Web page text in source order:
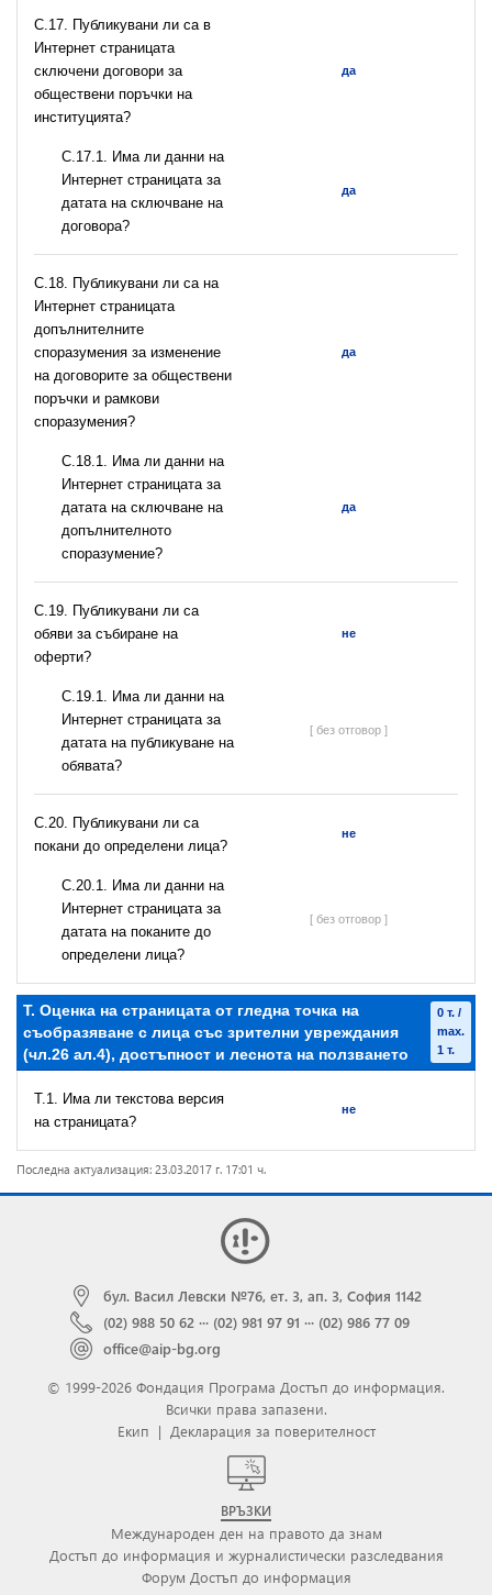
С.17. Публикувани ли са в
Интернет страницата
сключени договори за
обществени поръчки на
институцията?
да
С.17.1. Има ли данни на
Интернет страницата за
датата на сключване на
договора?
да
С.18. Публикувани ли са на
Интернет страницата
допълнителните
споразумения за изменение
на договорите за обществени
поръчки и рамкови
споразумения?
да
С.18.1. Има ли данни на
Интернет страницата за
датата на сключване на
допълнителното
споразумение?
да
С.19. Публикувани ли са
обяви за събиране на
оферти?
не
С.19.1. Има ли данни на
Интернет страницата за
датата на публикуване на
обявата?
[ без отговор ]
С.20. Публикувани ли са
покани до определени лица?
не
С.20.1. Има ли данни на
Интернет страницата за
датата на поканите до
определени лица?
[ без отговор ]
T. Оценка на страницата от гледна точка на
съобразяване с лица със зрителни увреждания
(чл.26 ал.4), достъпност и леснота на ползването
0 т. /
max.
1 т.
T.1. Има ли текстова версия
на страницата?
не
Последна актуализация: 23.03.2017 г. 17:01 ч.
бул. Васил Левски №76, ет. 3, ап. 3, София 1142
(02) 988 50 62 ··· (02) 981 97 91 ··· (02) 986 77 09
office@aip-bg.org
© 1999-2026 Фондация Програма Достъп до информация.
Всички права запазени.
Екип | Декларация за поверителност
ВРЪЗКИ
Международен ден на правото да знам
Достъп до информация и журналистически разследвания
Форум Достъп до информация